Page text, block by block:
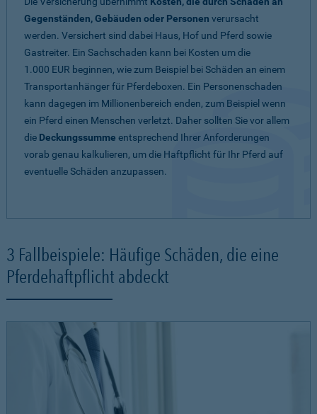
Gegenständen, Gebäuden oder Personen verursacht
werden. Versichert sind dabei Haus, Hof und Pferd sowie
Gastreiter. Ein Sachschaden kann bei Kosten um die
1.000 EUR beginnen, wie zum Beispiel bei Schäden an einem
Transportanhänger für Pferdeboxen. Ein Personenschaden
kann dagegen im Millionenbereich enden, zum Beispiel wenn
ein Pferd einen Menschen verletzt. Daher sollten Sie vor allem
die Deckungssumme entsprechend Ihrer Anforderungen
vorab genau kalkulieren, um die Haftpflicht für Ihr Pferd auf
eventuelle Schäden anzupassen.
3 Fallbeispiele: Häufige Schäden, die eine
Pferdehaftpflicht abdeckt